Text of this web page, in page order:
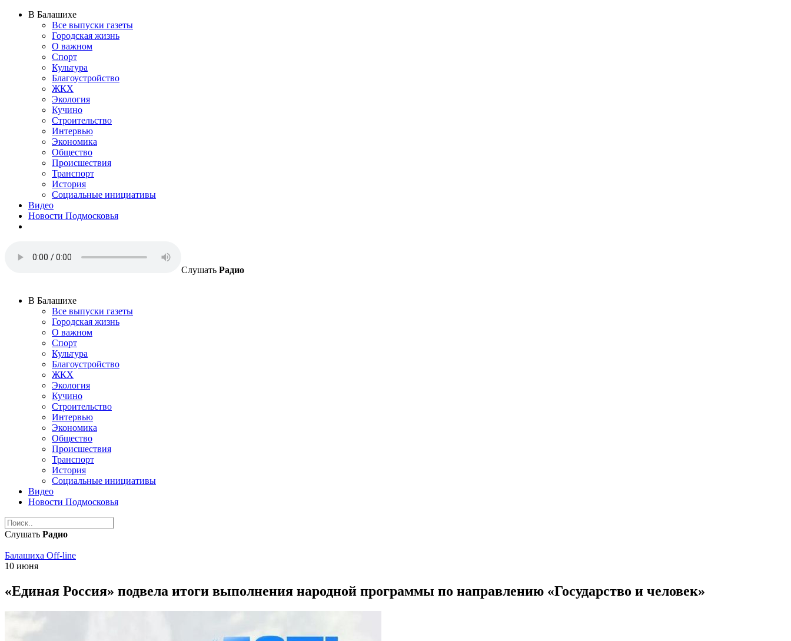
В Балашихе
Все выпуски газеты
Городская жизнь
О важном
Спорт
Культура
Благоустройство
ЖКХ
Экология
Кучино
Строительство
Интервью
Экономика
Общество
Происшествия
Транспорт
История
Социальные инициативы
Видео
Новости Подмосковья
Слушать Радио
В Балашихе
Все выпуски газеты
Городская жизнь
О важном
Спорт
Культура
Благоустройство
ЖКХ
Экология
Кучино
Строительство
Интервью
Экономика
Общество
Происшествия
Транспорт
История
Социальные инициативы
Видео
Новости Подмосковья
Слушать Радио
Балашиха Off-line
10 июня
«Единая Россия» подвела итоги выполнения народной программы по направлению «Государство и человек»